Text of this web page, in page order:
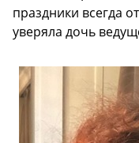
праздники всегда
уверяла дочь